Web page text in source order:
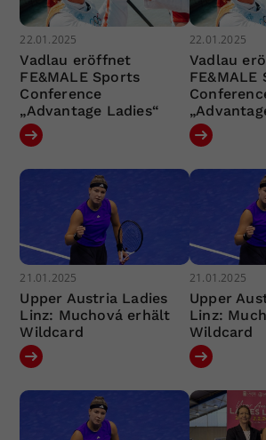
22.01.2025
Vadlau eröffnet
FE&MALE Sports
Conference
„Advantage Ladies“
22.01.2025
Vadlau
FE&MALE
21.01.2025
Upper Austria Ladies
Linz: Muchová erhält
Wildcard
21.01.2025
Upper
Linz:
Wildcard